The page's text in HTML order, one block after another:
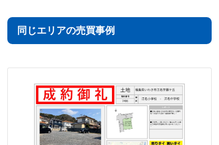
同じエリアの売買事例